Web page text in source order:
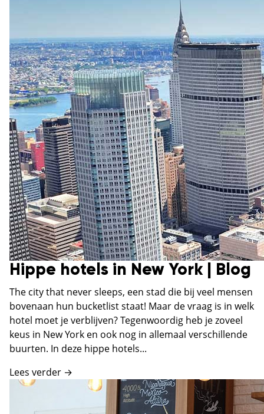
Hippe hotels in New York | Blog
The city that never sleeps, een stad die bij veel mensen
bovenaan hun bucketlist staat! Maar de vraag is in welk
hotel moet je verblijven? Tegenwoordig heb je zoveel
keus in New York en ook nog in allemaal verschillende
buurten. In deze hippe hotels...
Lees verder →